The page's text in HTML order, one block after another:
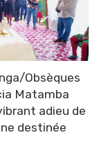
Obsèques
Matamba
adieu de
destinée